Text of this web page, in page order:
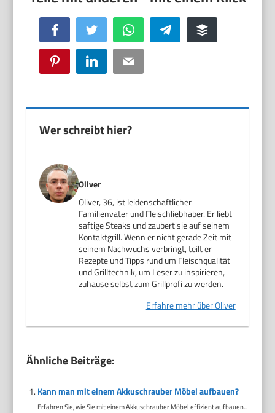
Facebook Twitter WhatsApp Telegram Buffer
Pinterest LinkedIn Email
Wer schreibt hier?
Oliver
Oliver, 36, ist leidenschaftlicher
Familienvater und Fleischliebhaber. Er liebt
saftige Steaks und zaubert sie auf seinem
Kontaktgrill. Wenn er nicht gerade Zeit mit
seinem Nachwuchs verbringt, teilt er
Rezepte und Tipps rund um Fleischqualität
und Grilltechnik, um Leser zu inspirieren,
zuhause selbst zum Grillprofi zu werden.
Erfahre mehr über Oliver
Ähnliche Beiträge:
Kann man mit einem Akkuschrauber Möbel aufbauen?
Erfahren Sie, wie Sie mit einem Akkuschrauber Möbel effizient aufbauen...